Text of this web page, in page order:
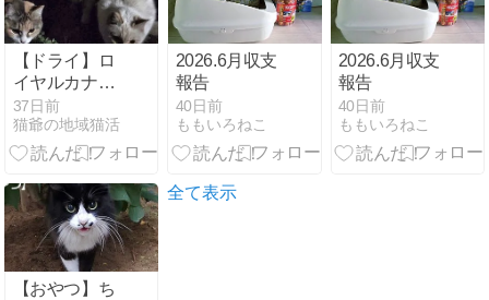
【ドライ】ロ
イヤルカナン
(令和8年7月)
37日前
猫爺の地域猫活
2026.6月収支
報告
40日前
ももいろねこ
2026.6月収支
報告
40日前
ももいろねこ
【おやつ】ち
全て表示